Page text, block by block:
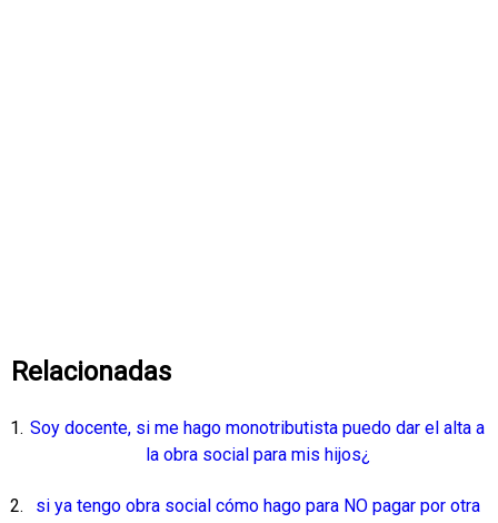
Relacionadas
Soy docente, si me hago monotributista puedo dar el alta a
la obra social para mis hijos¿
si ya tengo obra social cómo hago para NO pagar por otra